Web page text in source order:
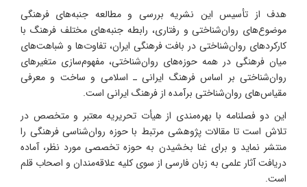
هدف از تأسیس این نشریه بررسی و مطالعه جنبه‌های فرهنگی
موضوع‌های روان‌شناختی و رفتاری، رابطه جنبه‌های مختلف فرهنگ با
کارکردهای روان‌شناختی در بافت فرهنگی ایران، تفاوت‌ها و شباهت‌های
میان فرهنگی در همه حوزه‌های روان‌شناختی، مفهوم‌سازی متغیرهای
روان‌شناختی بر اساس فرهنگ ایرانی ـ اسلامی و ساخت و معرفی
مقیاس‌های روان‌شناختی برآمده از فرهنگ ایرانی است.
این دو فصلنامه با بهره‌مندی از هیأت تحریریه معتبر و متخصص در
تلاش است تا مقالات پژوهشی مرتبط با حوزه روان‌شناسی فرهنگی را
منتشر نماید و برای غنا بخشیدن به حوزه تخصصی مورد نظر، آماده
دریافت آثار علمی به زبان فارسی از سوی کلیه علاقه‌مندان و اصحاب قلم
است.